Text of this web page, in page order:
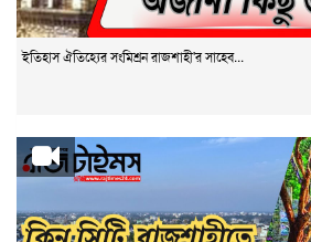
ইতিহাস ঐতিহ্যের সংমিশ্রন রাজশাহী'র সাহেব...